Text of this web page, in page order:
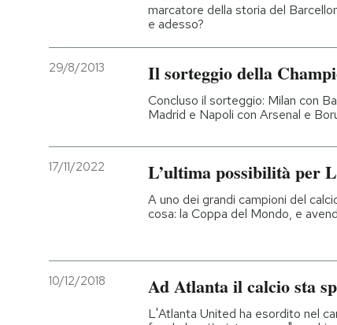
marcatore della storia del
e adesso?
29/8/2013 Il sorteggio della
Concluso il sorteggio: Milan con
Madrid e Napoli con Arsenal e
17/11/2022 L’ultima possibilità per
A uno dei grandi campioni del
cosa: la Coppa del Mondo, e
10/12/2018 Ad Atlanta il calcio sta
L'Atlanta United ha esordito nel